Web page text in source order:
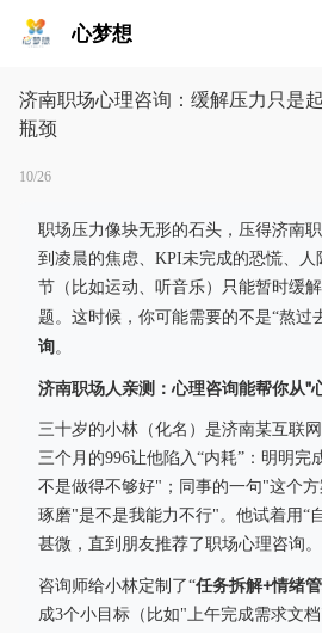
心梦想
济南职场心理咨询：缓解压力只是
瓶颈
10/26
职场压力像块无形的石头，压得济南
到凌晨的焦虑、KPI未完成的恐慌、人
节（比如运动、听音乐）只能暂时缓
题。这时候，你可能需要的不是“熬过
询。
济南职场人亲测：心理咨询能帮你从"
三十岁的小林（化名）是济南某互联
三个月的996让他陷入“内耗”：明明完
不是做得不够好"；同事的一句"这个
琢磨"是不是我能力不行"。他试着用“
甚微，直到朋友推荐了职场心理咨询。
咨询师给小林定制了“任务拆解+情绪
成3个小目标（比如"上午完成需求文